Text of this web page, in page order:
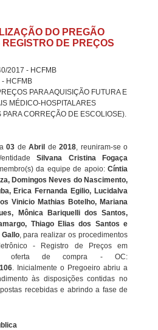
DO PREGÃO
REGISTRO DE PREÇOS
2017 - HCFMB
HCFMB
PARA AQUISIÇÃO FUTURA E
MÉDICO-HOSPITALARES
CORREÇÃO DE ESCOLIOSE).
03 deAbril de2018, reuniram-se o
entidadeSilvana Cristina Fogaça
da equipe de apoio: Cíntia
Domingos Neves do Nascimento,
Erica Fernanda Egilio, Lucidalva
Vinicio Mathias Botelho, Mariana
Mônica Bariquelli dos Santos,
Thiago Elias dos Santos e
, para realizar os procedimentos
- Registro de Preços em
oferta de compra - OC:
. Inicialmente o Pregoeiro abriu a
às disposições contidas no
recebidas e abrindo a fase de